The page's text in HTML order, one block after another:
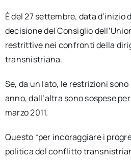
È del 27 settembre, data d’inizio
decisione del Consiglio
restrittive nei confronti della
transnistriana.
Se, da un lato, le restrizioni
anno, dall’altra sono sospese
marzo 2011.
Questo “per incoraggiare i
politica del conflitto